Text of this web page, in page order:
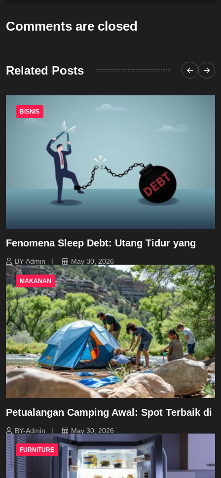
Comments are closed
Related Posts
BISNIS
Fenomena Sleep Debt: Utang Tidur yang
BY-Admin May 30, 2026
MAKANAN
Petualangan Camping Awal: Spot Terbaik di
BY-Admin May 30, 2026
FURNITURE